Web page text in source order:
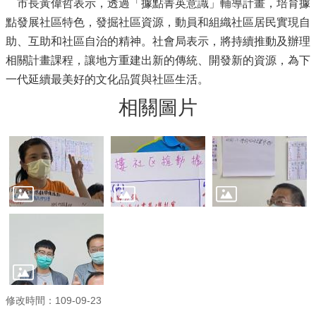
市長黃偉哲表示，透過「據點菁英意識」輔導計畫，培育據
點發展社區特色，發掘社區資源，動員和組織社區居民實現自
助、互助和社區自治的精神。社會局表示，將持續推動及辦理
相關計畫課程，讓地方重建出新的傳統、開發新的資源，為下
一代延續最美好的文化品質與社區生活。
相關圖片
修改時間：109-09-23